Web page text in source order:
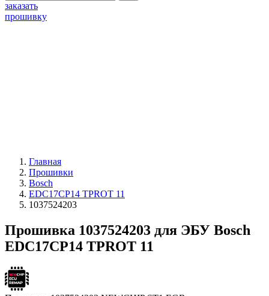
заказать
прошивку
Главная
Прошивки
Bosch
EDC17CP14 TPROT 11
1037524203
Прошивка 1037524203 для ЭБУ Bosch
EDC17CP14 TPROT 11